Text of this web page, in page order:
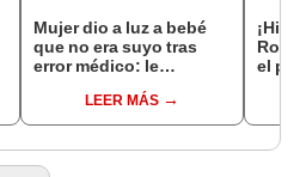
Mujer dio a luz a bebé
que no era suyo tras
error médico: le
LEER MÁS
el